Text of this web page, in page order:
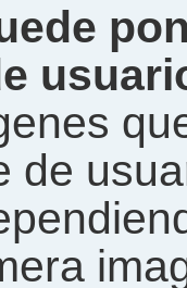
de